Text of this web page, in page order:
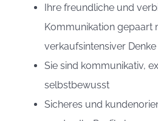
Ihre freundliche und
Kommunikation gepaart
verkaufsintensiver
Sie sind kommunikativ,
selbstbewusst
Sicheres und